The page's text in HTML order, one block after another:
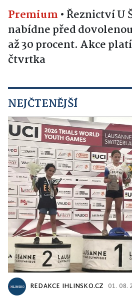
Premium •Řeznictví U
nabídne před
až 30 procent. Akce
čtvrtka
NEJČTENĚJŠÍ
REDAKCE IHLINSKO.CZ 01. 08.